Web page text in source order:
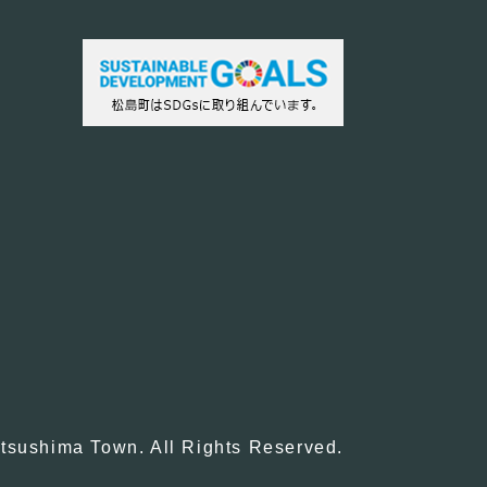
Town. All Rights Reserved.